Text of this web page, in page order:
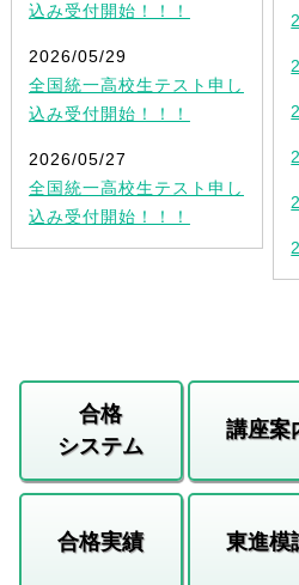
込み受付開始！！！
2026/05/29
全国統一高校生テスト申し
込み受付開始！！！
2026/05/27
全国統一高校生テスト申し
込み受付開始！！！
合格
システム
講座案
合格実績 東進模